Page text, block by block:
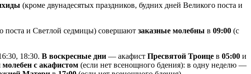
(кроме двунадесятых праздников, будних дней Великого поста и
поста и Светлой седмицы) совершают заказные молебны в 09:00 (с
18:30. В воскресные дни — акафист Пресвятой Троице в 05:00 и
с акафистом (если нет всенощного бдения): в одну неделю —